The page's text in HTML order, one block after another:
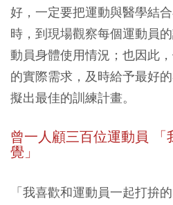
好，一定要把運動與醫學結
時，到現場觀察每個運動員
動員身體使用情況；也因此
的實際需求，及時給予最好
擬出最佳的訓練計畫。
曾一人顧三百位運動員 「
覺」
「我喜歡和運動員一起打拚